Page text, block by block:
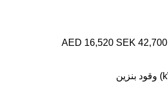
SEK 42,700
وقود بنزين